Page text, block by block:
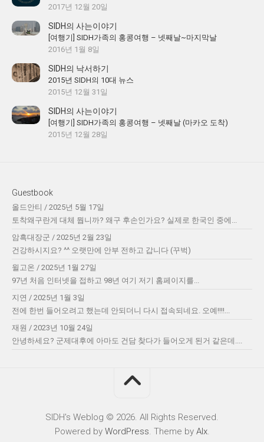
2017년 12월 20일
SIDH의 사는이야기
[여행기] SIDH가족의 홍콩여행 – 넷째날~마지막날
2016년 1월 8일
SIDH의 낙서하기
2015년 SIDH의 10대 뉴스
2015년 12월 31일
SIDH의 사는이야기
[여행기] SIDH가족의 홍콩여행 – 넷째날 (마카오 도착)
2015년 12월 28일
Guestbook
올드안티 / 2025년 5월 17일
토착왜구란게 대체 뭡니까? 왜구 후손인가요? 실제로 한국인 중에...
암흑대장군 / 2025년 2월 23일
건강하시지요? ^^ 오랫만에 안부 전하고 갑니다 (꾸벅)
윌고온 / 2025년 1월 27일
97년 처음 인터넷을 접하고 98년 여기 저기 홈페이지를...
지연 / 2025년 1월 3일
전에 한번 들어오려고 했는데 안되더니 다시 접속되네요. 오예!!!!...
재원 / 2023년 10월 24일
안녕하세요? 군제대후에 아마도 건담 찾다가 들어오게 된거 같은데....
SIDH′s Weblog © 2026. All Rights Reserved.
Powered by WordPress. Theme by Alx.